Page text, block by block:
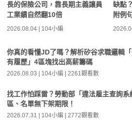
長的保險公司，靠長期主義讓員
工業績自然翻10倍
2026.08.04 | 104小編
缺點
附例
你真的看懂JD了嗎？解析矽谷求職邏輯
有履歷」4區塊找出高薪籌碼
2026.08.03 | 104小編 | 2261觀看數
找工作怕踩雷？勞動部「違法雇主查詢系
區、名單無下架期限！
2026.07.31 | 104小編 | 2772觀看數